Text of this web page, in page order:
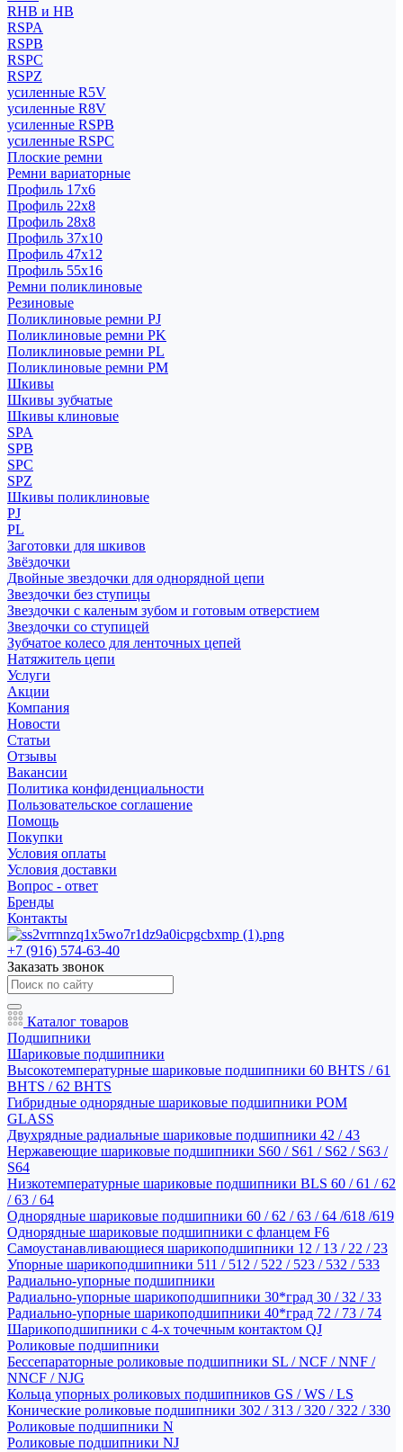
RHB и HB
RSPA
RSPB
RSPC
RSPZ
усиленные R5V
усиленные R8V
усиленные RSPB
усиленные RSPC
Плоские ремни
Ремни вариаторные
Профиль 17x6
Профиль 22x8
Профиль 28x8
Профиль 37x10
Профиль 47x12
Профиль 55x16
Ремни поликлиновые
Резиновые
Поликлиновые ремни PJ
Поликлиновые ремни PK
Поликлиновые ремни PL
Поликлиновые ремни PM
Шкивы
Шкивы зубчатые
Шкивы клиновые
SPA
SPB
SPC
SPZ
Шкивы поликлиновые
PJ
PL
Заготовки для шкивов
Звёздочки
Двойные звездочки для однорядной цепи
Звездочки без ступицы
Звездочки с каленым зубом и готовым отверстием
Звездочки со ступицей
Зубчатое колесо для ленточных цепей
Натяжитель цепи
Услуги
Акции
Компания
Новости
Статьи
Отзывы
Вакансии
Политика конфиденциальности
Пользовательское соглашение
Помощь
Покупки
Условия оплаты
Условия доставки
Вопрос - ответ
Бренды
Контакты
+7 (916) 574-63-40
Заказать звонок
Каталог товаров
Подшипники
Шариковые подшипники
Высокотемпературные шариковые подшипники 60 BHTS / 61
BHTS / 62 BHTS
Гибридные однорядные шариковые подшипники POM
GLASS
Двухрядные радиальные шариковые подшипники 42 / 43
Нержавеющие шариковые подшипники S60 / S61 / S62 / S63 /
S64
Низкотемпературные шариковые подшипники BLS 60 / 61 / 62
/ 63 / 64
Однорядные шариковые подшипники 60 / 62 / 63 / 64 /618 /619
Однорядные шариковые подшипники с фланцем F6
Самоустанавливающиеся шарикоподшипники 12 / 13 / 22 / 23
Упорные шарикоподшипники 511 / 512 / 522 / 523 / 532 / 533
Радиально-упорные подшипники
Радиально-упорные шарикоподшипники 30*град 30 / 32 / 33
Радиально-упорные шарикоподшипники 40*град 72 / 73 / 74
Шарикоподшипники с 4-х точечным контактом QJ
Роликовые подшипники
Бессепараторные роликовые подшипники SL / NCF / NNF /
NNCF / NJG
Кольца упорных роликовых подшипников GS / WS / LS
Конические роликовые подшипники 302 / 313 / 320 / 322 / 330
Роликовые подшипники N
Роликовые подшипники NJ